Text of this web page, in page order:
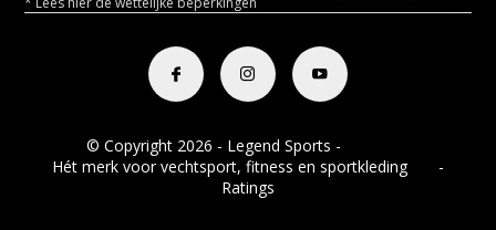
© Copyright 2026 - Legend Sports -
Hét merk voor vechtsport, fitness en sportkleding
-
Ratings